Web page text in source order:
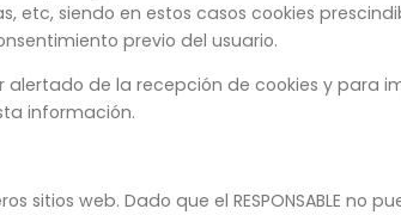
siendo en estos casos cookies
previo del usuario.
de la recepción de cookies y para
información.
sitios web. Dado que el RESPONSABLE no